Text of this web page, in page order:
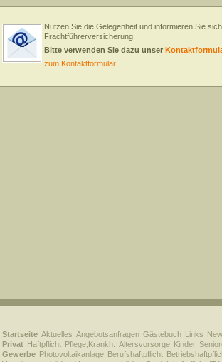
Nutzen Sie die Gelegenheit und informieren Sie
Frachtführerversicherung.
Bitte verwenden Sie dazu unser
zum Kontaktformular
Startseite Aktuelles Angebotsanfragen Gästebuch Links
Privat Haftpflicht Pflege,Krankh. Altersvorsorge Kinder
Gewerbe Photovoltaikanlage Berufshaftpflicht